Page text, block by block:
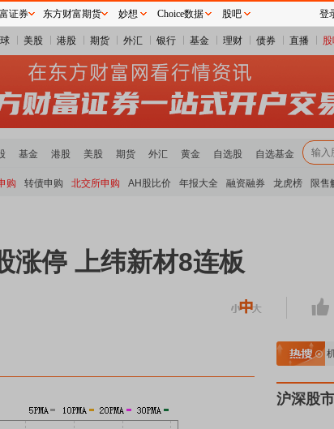
美股 港股 期货 外汇 银行 基金 理财 债券 直播
基金 港股 美股 期货 外汇 黄金 自选股 自选基金
购 转债申购 北交所申购 AH股比价 年报大全 融资融券 龙虎榜 限售
涨停 上纬新材8连板
重要机构持股数据 机构
沪深股市
证券 东方财富期货 妙想 Choice数据 股吧 登